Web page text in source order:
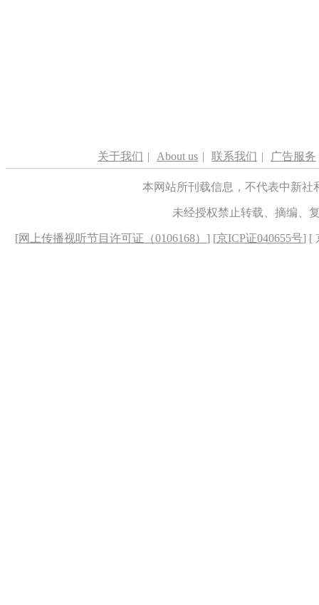
关于我们 | About us | 联系我们 | 广告服务
本网站所刊载信息，不代表中新
未经授权禁止转载、摘编、
[网上传播视听节目许可证（0106168） ] [京ICP证040655号] [